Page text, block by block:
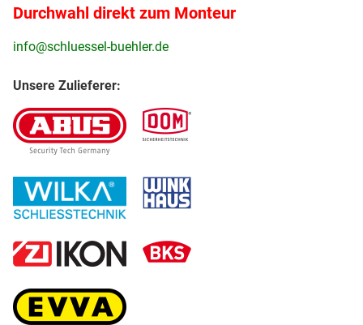
Durchwahl direkt zum Monteur
info@schluessel-buehler.de
Unsere Zulieferer: